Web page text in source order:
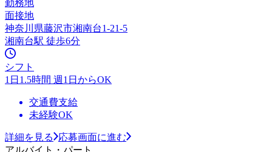
勤務地
面接地
神奈川県藤沢市湘南台1-21-5
湘南台駅 徒歩6分
シフト
1日1.5時間 週1日からOK
交通費支給
未経験OK
詳細を見る
応募画面に進む
アルバイト・パート